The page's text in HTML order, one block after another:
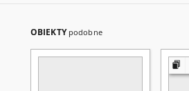
OBIEKTY podobne